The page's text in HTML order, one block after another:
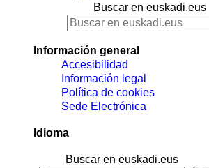
Buscar en euskadi.eus
Información general
Accesibilidad
Información legal
Política de cookies
Sede Electrónica
Idioma
Buscar en euskadi.eus